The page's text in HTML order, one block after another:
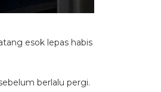
esok lepas habis
berlalu pergi.